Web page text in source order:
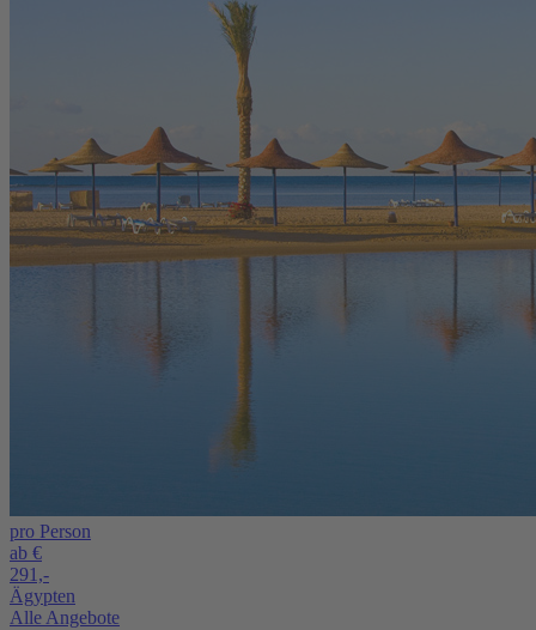
pro Person
ab €
291,-
Ägypten
Alle Angebote